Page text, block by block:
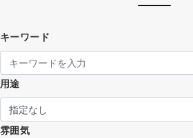
キーワード
用途
雰囲気